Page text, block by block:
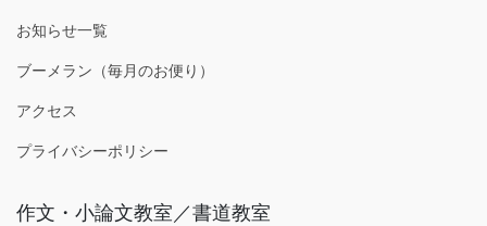
お知らせ一覧
ブーメラン（毎月のお便り）
アクセス
プライバシーポリシー
作文・小論文教室／書道教室